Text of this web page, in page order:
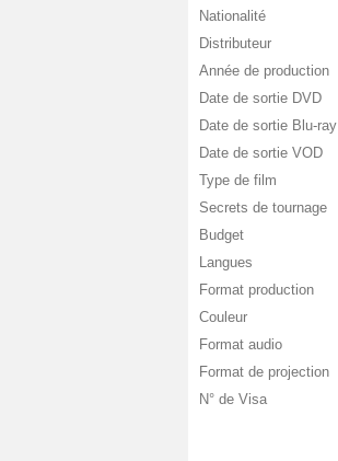
Nationalité
Distributeur
Année de production
Date de sortie DVD
Date de sortie Blu-ray
Date de sortie VOD
Type de film
Secrets de tournage
Budget
Langues
Format production
Couleur
Format audio
Format de projection
N° de Visa